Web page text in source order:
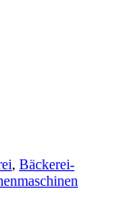
, Bäckerei-